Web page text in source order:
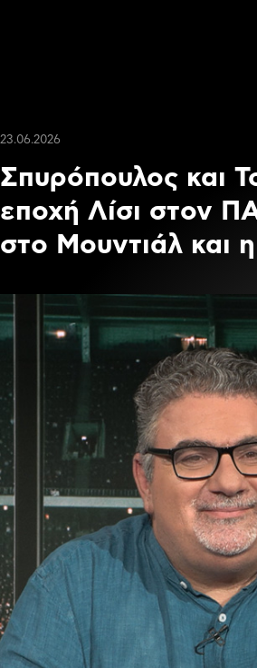
23.06.2026
Σπυρόπουλος και
εποχή Λίσι στον
στο Μουντιάλ και